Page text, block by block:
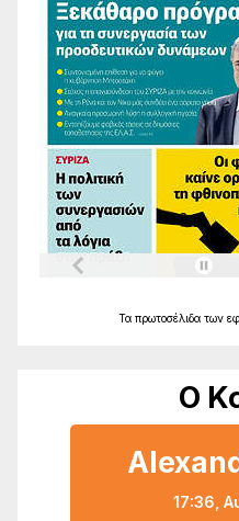
Τα πρωτοσέλιδα των
Ο
17:36,